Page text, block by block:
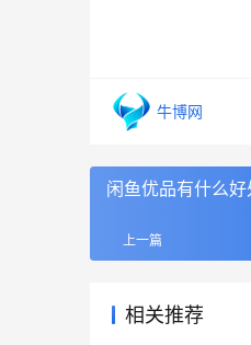
牛博网
闲鱼优品有什么好
上一篇
相关推荐